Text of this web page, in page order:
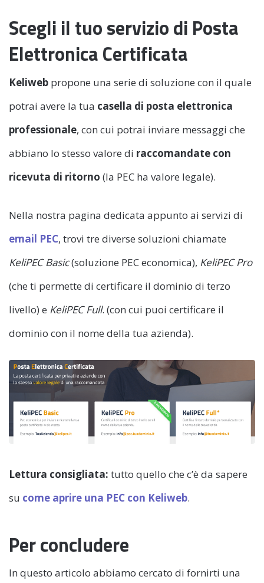
Scegli il tuo servizio di Posta
Elettronica Certificata
Keliweb propone una serie di soluzione con il quale
potrai avere la tua casella di posta elettronica
professionale, con cui potrai inviare messaggi che
abbiano lo stesso valore di raccomandate con
ricevuta di ritorno (la PEC ha valore legale).
Nella nostra pagina dedicata appunto ai servizi di
email PEC, trovi tre diverse soluzioni chiamate
KeliPEC Basic(soluzione PEC economica), KeliPEC Pro
(che ti permette di certificare il dominio di terzo
livello) e KeliPEC Full. (con cui puoi certificare il
dominio con il nome della tua azienda).
Lettura consigliata: tutto quello che c’è da sapere
su come aprire una PEC con Keliweb.
Per concludere
In questo articolo abbiamo cercato di fornirti una